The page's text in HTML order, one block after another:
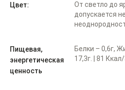
Цвет:
От светло до
допускается
Пищевая,
энергетическая
ценность
Белки – 0,6г,
17,3г. | 81